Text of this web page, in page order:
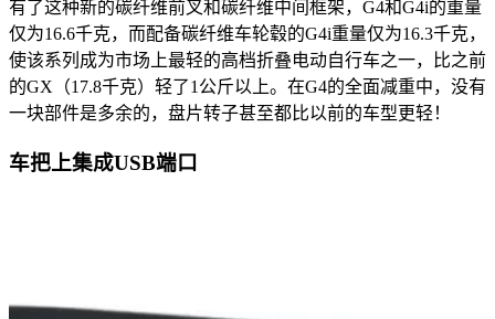
有了这种新的碳纤维前叉和碳纤维中间框架，G4和G4i的重量
仅为16.6千克，而配备碳纤维车轮毂的G4i重量仅为16.3千克，
使该系列成为市场上最轻的高档折叠电动自行车之一，比之前
的GX（17.8千克）轻了1公斤以上。在G4的全面减重中，没有
一块部件是多余的，盘片转子甚至都比以前的车型更轻！
车把上集成USB端口